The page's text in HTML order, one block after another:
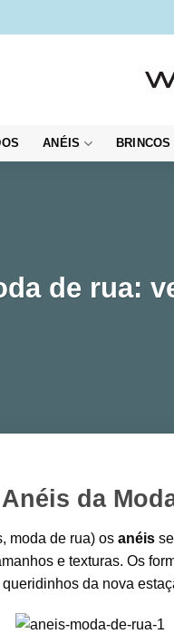
ANÉIS BRINCOS
de rua:
Anéis da
moda de rua) os anéis
e texturas. Os
da nova